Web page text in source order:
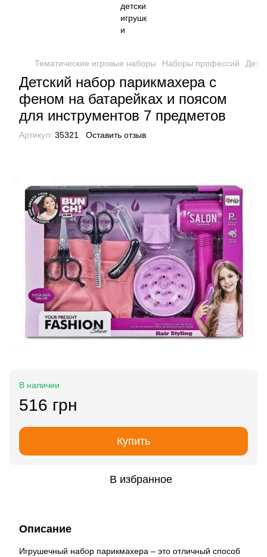
Тематические игровые наборы Наборы профессий
Детский набор парикмахера с
феном на батарейках и поясом
для инструментов 7 предметов
Артикул: 35321 Оставить отзыв
В наличии
516 грн
Купить
В избранное
Описание
Игрушечный набор парикмахера – это отличный способ